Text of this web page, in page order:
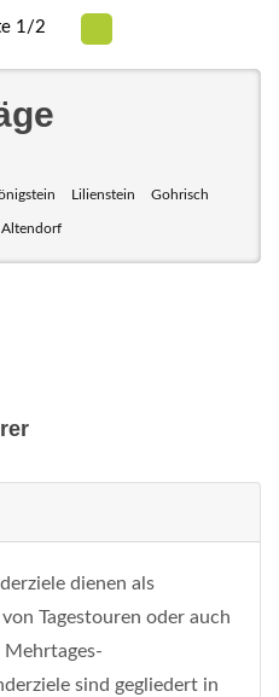
1/2
Lilienstein Gohrisch
Altendorf
dienen als
Tagestouren oder auch
Mehrtages-
sind gegliedert in